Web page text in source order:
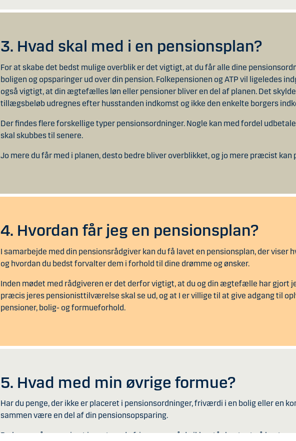
3. Hvad skal med i en pensionsplan?
For at skabe det bedst mulige overblik er det vigtigt, at du får alle dine
boligen og opsparinger ud over din pension. Folkepensionen og ATP vil ligeledes
også vigtigt, at din ægtefælles løn eller pensioner bliver en del af planen. Det
tillægsbeløb udregnes efter husstanden indkomst og ikke den enkelte borgers
Der findes flere forskellige typer pensionsordninger. Nogle kan med fordel
skal skubbes til senere.
Jo mere du får med i planen, desto bedre bliver overblikket, og jo mere præcist
4. Hvordan får jeg en pensionsplan?
I samarbejde med din pensionsrådgiver kan du få lavet en pensionsplan, der viser
og hvordan du bedst forvalter dem i forhold til dine drømme og ønsker.
Inden mødet med rådgiveren er det derfor vigtigt, at du og din ægtefælle har gjort
præcis jeres pensionisttilværelse skal se ud, og at I er villige til at give adgang til
pensioner, bolig- og formueforhold.
5. Hvad med min øvrige formue?
Har du penge, der ikke er placeret i pensionsordninger, friværdi i en bolig eller en
sammen være en del af din pensionsopsparing.
Du kan også overveje at investere de frie penge, så de ikke står kontant på